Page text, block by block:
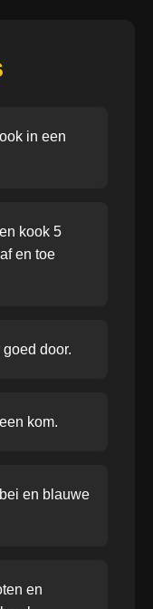
in een
kook 5
en toe
door.
kom.
en blauwe
en